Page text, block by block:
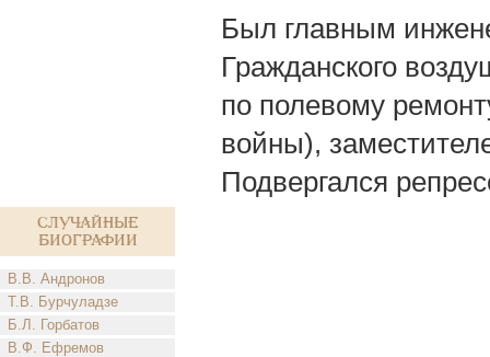
Случайные
биографии
В.В. Андронов
Т.В. Бурчуладзе
Б.Л. Горбатов
В.Ф. Ефремов
Был главным
Гражданского
по полевому
войны),
Подвергался